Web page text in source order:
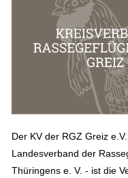
Der KV der RGZ Greiz
Landesverband der
Thüringens e. V. - ist die